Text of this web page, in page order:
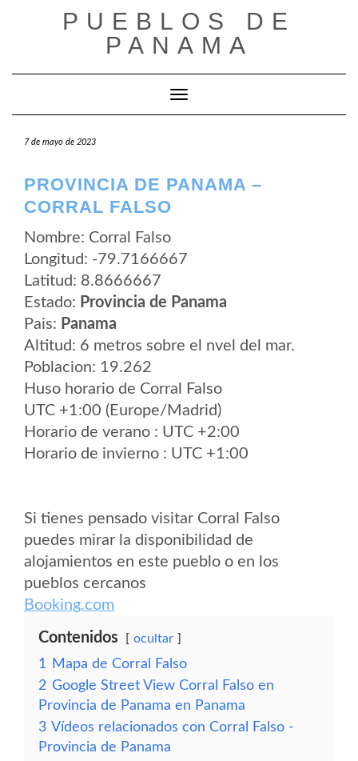
PUEBLOS DE
PANAMA
Cambiar modo de navegación
7 de mayo de 2023
PROVINCIA DE PANAMA –
CORRAL FALSO
Nombre: Corral Falso
Longitud: -79.7166667
Latitud: 8.8666667
Estado: Provincia de Panama
Pais: Panama
Altitud: 6 metros sobre el nvel del mar.
Poblacion: 19.262
Huso horario de Corral Falso
UTC +1:00 (Europe/Madrid)
Horario de verano : UTC +2:00
Horario de invierno : UTC +1:00
Si tienes pensado visitar Corral Falso
puedes mirar la disponibilidad de
alojamientos en este pueblo o en los
pueblos cercanos
Booking.com
Contenidos ocultar
1
Mapa de Corral Falso
2 Google Street View Corral Falso en
Provincia de Panama en Panama
3 Vídeos relacionados con Corral Falso -
Provincia de Panama